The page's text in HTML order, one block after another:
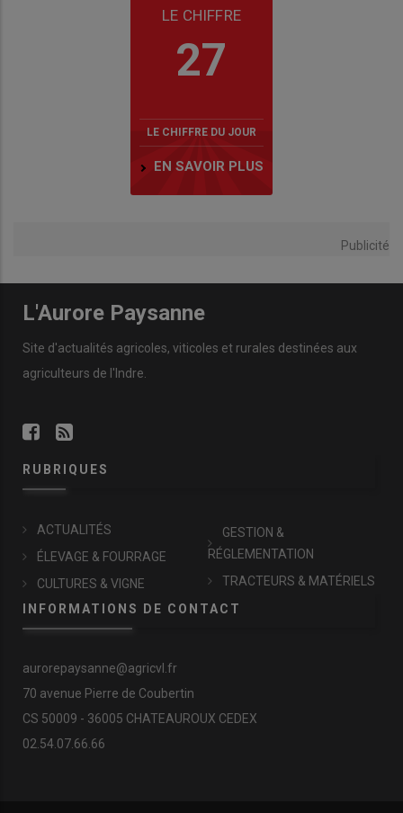
LE CHIFFRE
27
LE CHIFFRE DU JOUR
EN SAVOIR PLUS
Publicité
L'Aurore Paysanne
Site d'actualités agricoles, viticoles et rurales destinées aux
agriculteurs de l'Indre.
RUBRIQUES
ACTUALITÉS
ÉLEVAGE & FOURRAGE
CULTURES & VIGNE
GESTION &
RÉGLEMENTATION
TRACTEURS & MATÉRIELS
INFORMATIONS DE CONTACT
aurorepaysanne@agricvl.fr
70 avenue Pierre de Coubertin
CS 50009 - 36005 CHATEAUROUX CEDEX
02.54.07.66.66